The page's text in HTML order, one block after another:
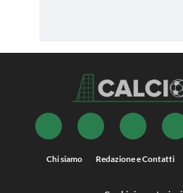
Chi siamo Redazione e Contatti